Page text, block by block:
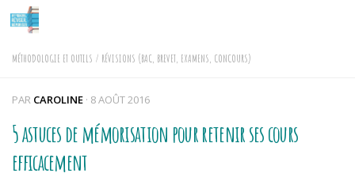
Skip to content
MÉTHODOLOGIE ET OUTILS / RÉVISIONS (BAC, BREVET, EXAMENS, CONCOURS)
PAR CAROLINE · 8 AOÛT 2016
5 astuces de mémorisation pour retenir ses cours
efficacement